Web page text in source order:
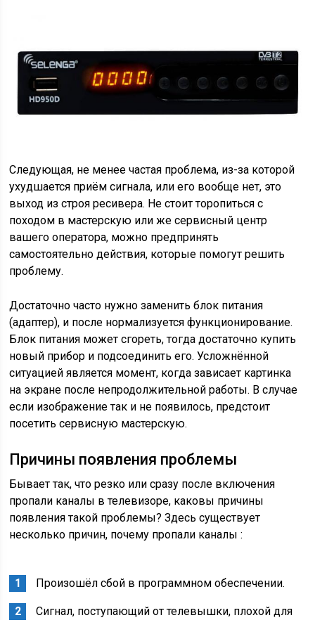
Следующая, не менее частая проблема, из-за которой
ухудшается приём сигнала, или его вообще нет, это
выход из строя ресивера. Не стоит торопиться с
походом в мастерскую или же сервисный центр
вашего оператора, можно предпринять
самостоятельно действия, которые помогут решить
проблему.
Достаточно часто нужно заменить блок питания
(адаптер), и после нормализуется функционирование.
Блок питания может сгореть, тогда достаточно купить
новый прибор и подсоединить его. Усложнённой
ситуацией является момент, когда зависает картинка
на экране после непродолжительной работы. В случае
если изображение так и не появилось, предстоит
посетить сервисную мастерскую.
Причины появления проблемы
Бывает так, что резко или сразу после включения
пропали каналы в телевизоре, каковы причины
появления такой проблемы? Здесь существует
несколько причин, почему пропали каналы :
Произошёл сбой в программном обеспечении.
Сигнал, поступающий от телевышки, плохой для